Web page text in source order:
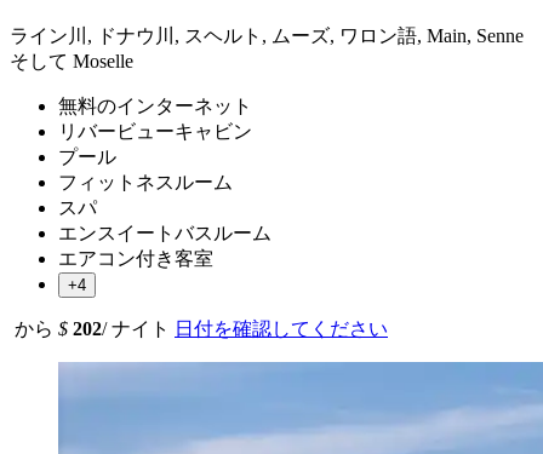
ライン川, ドナウ川, スヘルト, ムーズ, ワロン語, Main, Senne
そして Moselle
無料のインターネット
リバービューキャビン
プール
フィットネスルーム
スパ
エンスイートバスルーム
エアコン付き客室
+4
から $ 202/ ナイト 日付を確認してください